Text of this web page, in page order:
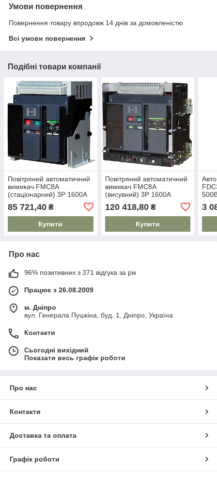
Умови повернення
Повернення товару впродовж 14 днів за домовленістю
Всі умови повернення
Подібні товари компанії
Повітряний автоматичний
вимикач FMC8A
(стаціонарний) 3P 1600А
85 721,40 ₴
Купити
Повітряний автоматичний
вимикач FMC8A
(висувний) 3P 1600А
120 418,80₴
Купити
3
Про нас
96% позитивних з 371 відгука за рік
Працює з 26.08.2009
м. Дніпро
вул. Генерала Пушкіна, буд. 1, Дніпро, Україна
Контакти
Сьогодні вихідний
Показати весь графік роботи
Про нас
Контакти
Доставка та оплата
Графік роботи